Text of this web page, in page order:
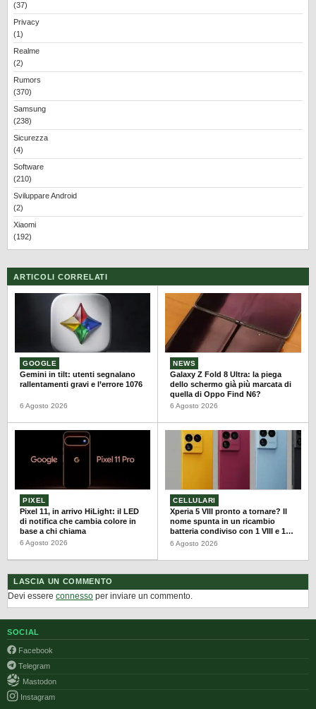
(37)
Privacy
(1)
Realme
(2)
Rumors
(370)
Samsung
(238)
Sicurezza
(4)
Software
(210)
Sviluppare Android
(2)
Xiaomi
(192)
ARTICOLI CORRELATI
GOOGLE
Gemini in tilt: utenti segnalano
rallentamenti gravi e l’errore 1076
6 Agosto 2026
NEWS
Galaxy Z Fold 8 Ultra: la piega
dello schermo già più marcata di
quella di Oppo Find N6?
6 Agosto 2026
PIXEL
Pixel 11, in arrivo HiLight: il LED
di notifica che cambia colore in
base a chi chiama
6 Agosto 2026
CELLULARI
Xperia 5 VIII pronto a tornare? Il
nome spunta in un ricambio
batteria condiviso con 1 VIII e 10
VIII
6 Agosto 2026
LASCIA UN COMMENTO
Devi essere connesso per inviare un commento.
SOCIAL
Facebook
Telegram
Mastodon
Instagram